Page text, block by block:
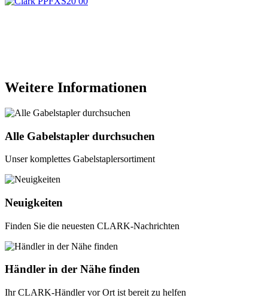
Weitere Informationen
Alle Gabelstapler durchsuchen
Unser komplettes Gabelstaplersortiment
Neuigkeiten
Finden Sie die neuesten CLARK-Nachrichten
Händler in der Nähe finden
Ihr CLARK-Händler vor Ort ist bereit zu helfen